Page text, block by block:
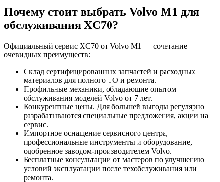
Почему стоит выбрать Volvo M1 для
обслуживания XC70?
Официальный сервис XC70 от Volvo M1 — сочетание
очевидных преимуществ:
Склад сертифицированных запчастей и расходных
материалов для полного ТО и ремонта.
Профильные механики, обладающие опытом
обслуживания моделей Volvo от 7 лет.
Конкурентные цены. Для большей выгоды регулярно
разрабатываются специальные предложения, акции на
сервис.
Импортное оснащение сервисного центра,
профессиональные инструменты и оборудование,
одобренное заводом-производителем Volvo.
Бесплатные консультации от мастеров по улучшению
условий эксплуатации после техобслуживания или
ремонта.